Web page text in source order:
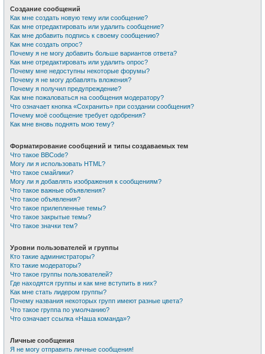
Создание сообщений
Как мне создать новую тему или сообщение?
Как мне отредактировать или удалить сообщение?
Как мне добавить подпись к своему сообщению?
Как мне создать опрос?
Почему я не могу добавить больше вариантов ответа?
Как мне отредактировать или удалить опрос?
Почему мне недоступны некоторые форумы?
Почему я не могу добавлять вложения?
Почему я получил предупреждение?
Как мне пожаловаться на сообщения модератору?
Что означает кнопка «Сохранить» при создании сообщения?
Почему моё сообщение требует одобрения?
Как мне вновь поднять мою тему?
Форматирование сообщений и типы создаваемых тем
Что такое BBCode?
Могу ли я использовать HTML?
Что такое смайлики?
Могу ли я добавлять изображения к сообщениям?
Что такое важные объявления?
Что такое объявления?
Что такое прилепленные темы?
Что такое закрытые темы?
Что такое значки тем?
Уровни пользователей и группы
Кто такие администраторы?
Кто такие модераторы?
Что такое группы пользователей?
Где находятся группы и как мне вступить в них?
Как мне стать лидером группы?
Почему названия некоторых групп имеют разные цвета?
Что такое группа по умолчанию?
Что означает ссылка «Наша команда»?
Личные сообщения
Я не могу отправить личные сообщения!